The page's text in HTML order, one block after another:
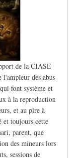
de la CIASE
l'ampleur des abus
font système et
à la reproduction
et au pire à
et toujours cette
parent, que
des mineurs lors
sessions de